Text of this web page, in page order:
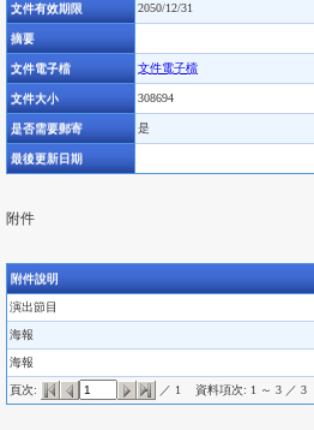
文件有效期限 2050/12/31
摘要
文件電子檔 文件電子檔
文件大小 308694
是否需要郵寄 是
最後更新日期
附件
附件說明
演出節目
海報
海報
頁次: ／ 1 資料項次: 1 ～ 3 ／ 3